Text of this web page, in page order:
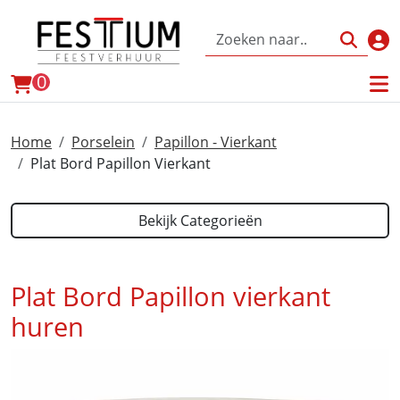
winkelwagen
0
Home Porselein
Papillon - Vierkant
Plat Bord Papillon Vierkant
Bekijk Categorieën
Plat Bord Papillon vierkant
huren